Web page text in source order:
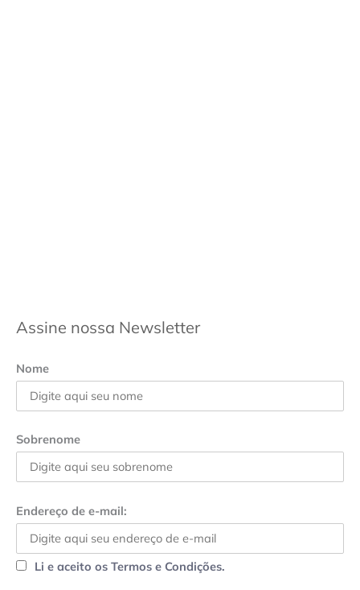
Assine nossa Newsletter
Nome
Sobrenome
Endereço de e-mail:
Li e aceito os Termos e Condições.